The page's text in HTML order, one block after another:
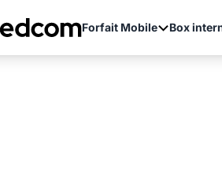
Forfait Mobile Box